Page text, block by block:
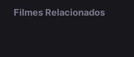
Filmes Relacionados